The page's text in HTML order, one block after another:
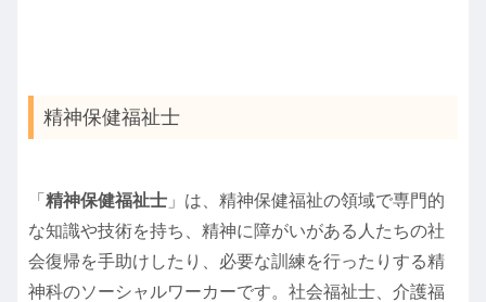
精神保健福祉士
「 精神保健福祉士 」は、精神保健福祉の領域で専門的
な知識や技術を持ち、精神に障がいがある人たちの社
会復帰を手助けしたり、必要な訓練を行ったりする精
神科のソーシャルワーカーです。社会福祉士、介護福